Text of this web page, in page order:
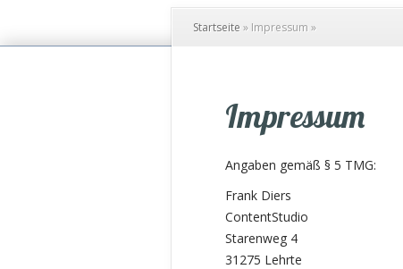
Startseite » Impressum »
Impressum
Angaben gemäß § 5 TMG:
Frank Diers
ContentStudio
Starenweg 4
31275 Lehrte